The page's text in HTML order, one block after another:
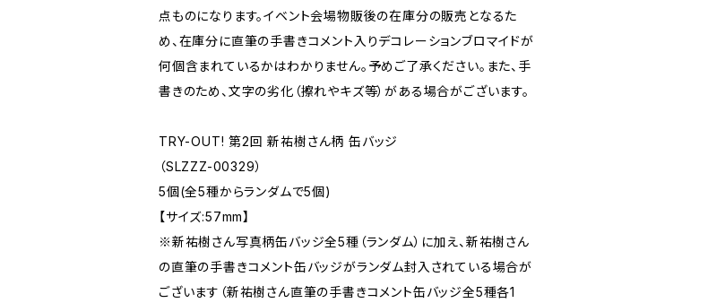
点ものになります。イベント会場物販後の在庫分の販売となるた
め、在庫分に直筆の手書きコメント入りデコレーションブロマイドが
何個含まれているかはわかりません。予めご了承ください。また、手
書きのため、文字の劣化（擦れやキズ等）がある場合がございます。
TRY-OUT! 第2回 新祐樹さん柄 缶バッジ
（SLZZZ-00329）
5個(全5種からランダムで5個)
【サイズ:57mm】
※新祐樹さん写真柄缶バッジ全5種（ランダム）に加え、新祐樹さん
の直筆の手書きコメント缶バッジがランダム封入されている場合が
ございます（新祐樹さん直筆の手書きコメント缶バッジ全5種各1